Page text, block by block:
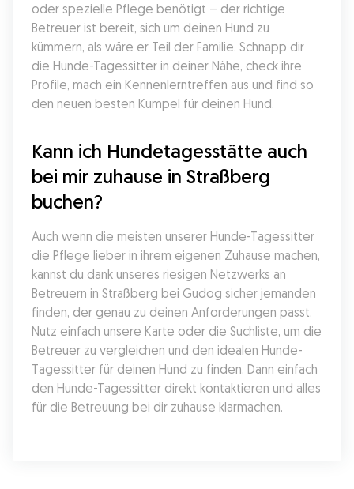
oder spezielle Pflege benötigt – der richtige
Betreuer ist bereit, sich um deinen Hund zu
kümmern, als wäre er Teil der Familie. Schnapp dir
die Hunde-Tagessitter in deiner Nähe, check ihre
Profile, mach ein Kennenlerntreffen aus und find so
den neuen besten Kumpel für deinen Hund.
Kann ich Hundetagesstätte auch
bei mir zuhause in Straßberg
buchen?
Auch wenn die meisten unserer Hunde-Tagessitter
die Pflege lieber in ihrem eigenen Zuhause machen,
kannst du dank unseres riesigen Netzwerks an
Betreuern in Straßberg bei Gudog sicher jemanden
finden, der genau zu deinen Anforderungen passt.
Nutz einfach unsere Karte oder die Suchliste, um die
Betreuer zu vergleichen und den idealen Hunde-
Tagessitter für deinen Hund zu finden. Dann einfach
den Hunde-Tagessitter direkt kontaktieren und alles
für die Betreuung bei dir zuhause klarmachen.